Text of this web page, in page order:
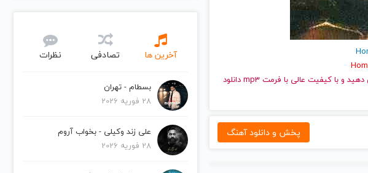
و قدیمی حمیرا | Homeyra را به راحتی و با سرعت بالا گوش دهید و با کیفیت عالی با فرمت mp3 دانلود
پخش و دانلود آهنگ
آخرین ها تصادفی نظرات
بسطام - تهران
28 فوریه 2026
علی زند وکیلی - بخواب آروم
28 فوریه 2026